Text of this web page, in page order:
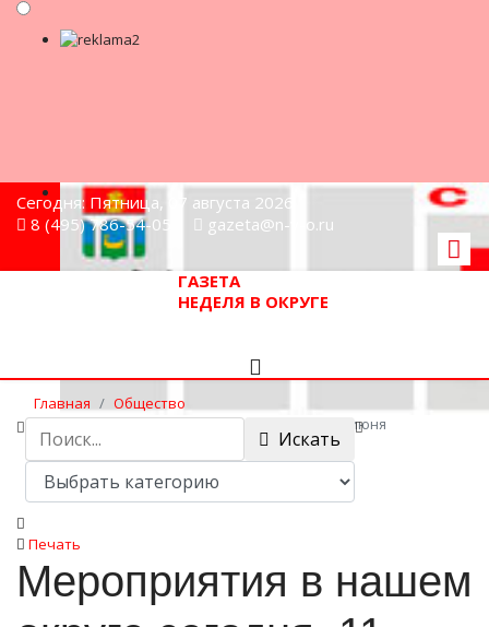
Сегодня: Пятница, 07 августа 2026
8 (495) 786-54-05
gazeta@n-v-o.ru
ГАЗЕТА
НЕДЕЛЯ В ОКРУГЕ
Главная
Общество
Мероприятия в нашем округе сегодня, 11 июня
Искать
Печать
Мероприятия в нашем